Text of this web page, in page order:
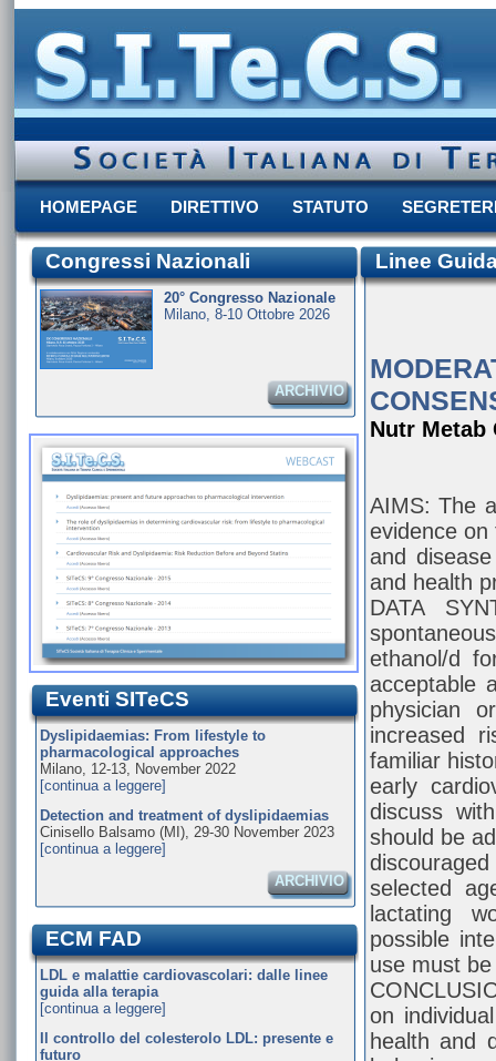
HOMEPAGE DIRETTIVO STATUTO
Congressi Nazionali
20° Congresso Nazionale
Milano, 8-10 Ottobre 2026
ARCHIVIO
Eventi SITeCS
Dyslipidaemias: From lifestyle to
pharmacological approaches
Milano, 12-13, November 2022
[continua a leggere]
Detection and treatment of dyslipidaemias
Cinisello Balsamo (MI), 29-30 November 2023
[continua a leggere]
ARCHIVIO
ECM FAD
LDL e malattie cardiovascolari: dalle linee
guida alla terapia
[continua a leggere]
Il controllo del colesterolo LDL: presente e
futuro
Linee
Nutr Metab
AIMS: The
evidence on
and
and health
DATA
ethanol/d
acceptable
physician
increased
familiar
early
discuss
should be
selected
lactating
possible
use must
on
health and